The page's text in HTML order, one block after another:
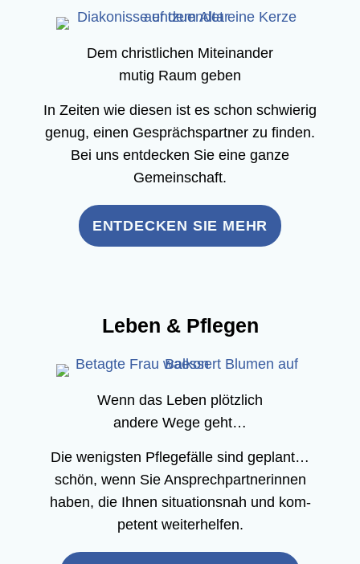
Dem christ­li­chen Mit­ein­an­der
mutig Raum geben
In Zei­ten wie die­sen ist es schon schwie­rig
genug, einen Gesprächs­part­ner zu fin­den.
Bei uns ent­de­cken Sie eine gan­ze
Gemeinschaft.
ENT­DE­CKEN SIE MEHR
Leben & Pflegen
Wenn das Leben plötz­lich
ande­re Wege geht…
Die wenigs­ten Pfle­ge­fäl­le sind geplant…
schön, wenn Sie Ansprech­part­ne­rin­nen
haben, die Ihnen situa­ti­ons­nah und kom­
pe­tent weiterhelfen.